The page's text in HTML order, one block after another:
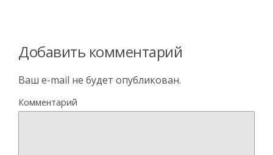
Добавить комментарий
Ваш e-mail не будет опубликован.
Комментарий